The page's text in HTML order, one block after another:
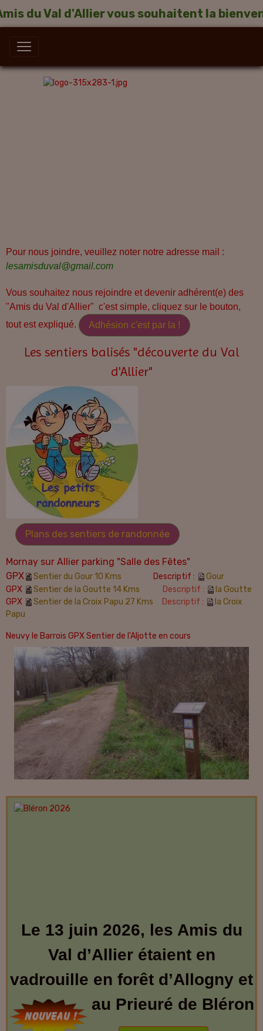
du Val d'Allier vous souhaitent la
Pour nous joindre, veuillez noter notre adresse mail :
lesamisduval@gmail.com
Vous souhaitez nous rejoindre et devenir adhérent(e) des
"Amis du Val d'Allier" c'est simple, cliquez sur le bouton,
tout est expliqué.
Adhésion c'est par la !
Les sentiers balisés "découverte du Val
d'Allier"
Plans des sentiers de randonnée
Mornay sur Allier parking "Salle des Fêtes"
GPX
Sentier du Gour 10 Kms Descriptif :
Gour
GPX
Sentier de la Goutte 14 Kms Descriptif :
la Goutte
GPX
Sentier de la Croix Papu 27 Kms Descriptif :
la Croix
Papu
Neuvy le Barrois GPX Sentier de l'Aljotte en cours
Le 13 juin 2026, les Amis du
Val d’Allier étaient en
vadrouille en forêt d’Allogny et
au Prieuré de Bléron